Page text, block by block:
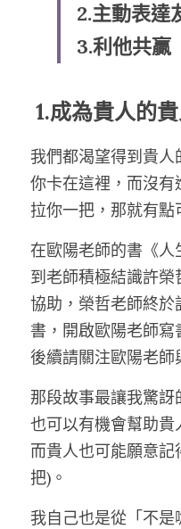
2.主動表達
3.利他共贏
1.成為貴人的
我們都渴望得到貴
你卡在這裡，而沒
拉你一把，那就有點
在歐陽老師的書《
到老師積極結識許
協助，榮哲老師終於
書，開啟歐陽老師
後續請關注歐陽老師
那段故事最讓我驚
也可以有機會幫助貴
而貴人也可能願意
把)。
我自己也是從「不